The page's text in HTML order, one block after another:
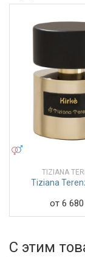
TIZIANA
Tiziana
от 6 680
С этим